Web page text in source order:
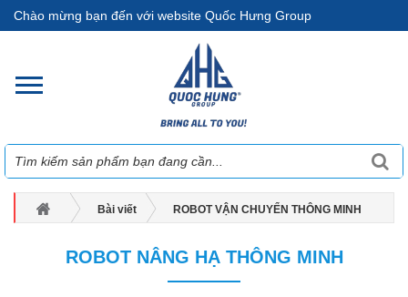
Chào mừng bạn đến với website Quốc Hưng Group
Bài viết ROBOT VẬN CHUYỂN THÔNG MINH
ROBOT NÂNG HẠ THÔNG MINH